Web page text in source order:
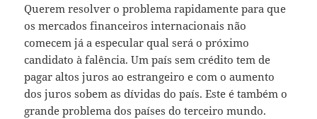
Querem resolver o problema rapidamente para que
os mercados financeiros internacionais não
comecem já a especular qual será o próximo
candidato à falência. Um país sem crédito tem de
pagar altos juros ao estrangeiro e com o aumento
dos juros sobem as dívidas do país. Este é também o
grande problema dos países do terceiro mundo.